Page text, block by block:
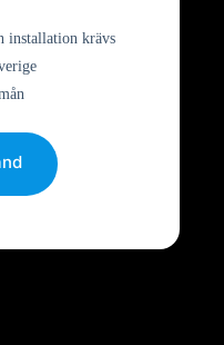
installation krävs